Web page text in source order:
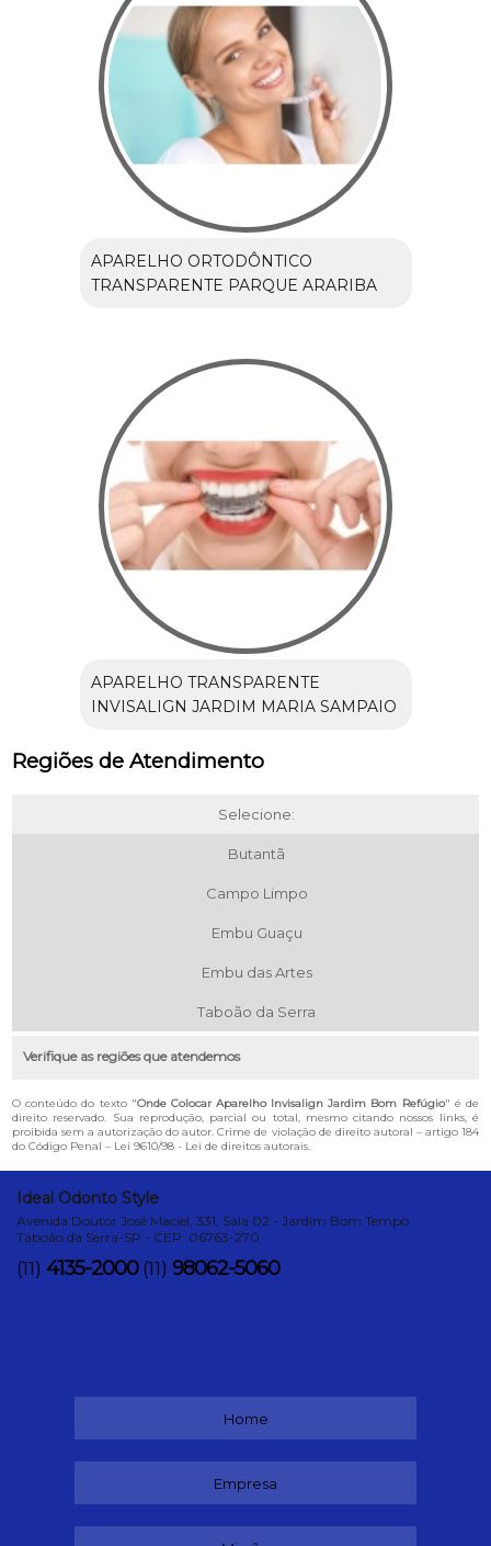
APARELHO ORTODÔNTICO
TRANSPARENTE PARQUE ARARIBA
APARELHO TRANSPARENTE
INVISALIGN JARDIM MARIA SAMPAIO
Regiões de Atendimento
Selecione:
Butantã
Campo Limpo
Embu Guaçu
Embu das Artes
Taboão da Serra
Verifique as regiões que atendemos
O conteúdo do texto "Onde Colocar Aparelho Invisalign Jardim Bom Refúgio" é de
direito reservado. Sua reprodução, parcial ou total, mesmo citando nossos links, é
proibida sem a autorização do autor. Crime de violação de direito autoral – artigo 184
do Código Penal – Lei 9610/98 - Lei de direitos autorais
Ideal Odonto Style
Avenida Doutor José Maciel, 331, Sala 02 - Jardim Bom Tempo
Taboão da Serra-SP - CEP: 06763-270
(11) 4135-2000 (11) 98062-5060
Home
Empresa